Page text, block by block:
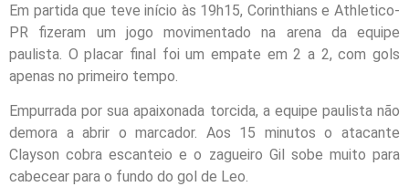
Em partida que teve início às 19h15, Corinthians e Athletico-
PR fizeram um jogo movimentado na arena da equipe
paulista. O placar final foi um empate em 2 a 2, com gols
apenas no primeiro tempo.
Empurrada por sua apaixonada torcida, a equipe paulista não
demora a abrir o marcador. Aos 15 minutos o atacante
Clayson cobra escanteio e o zagueiro Gil sobe muito para
cabecear para o fundo do gol de Leo.